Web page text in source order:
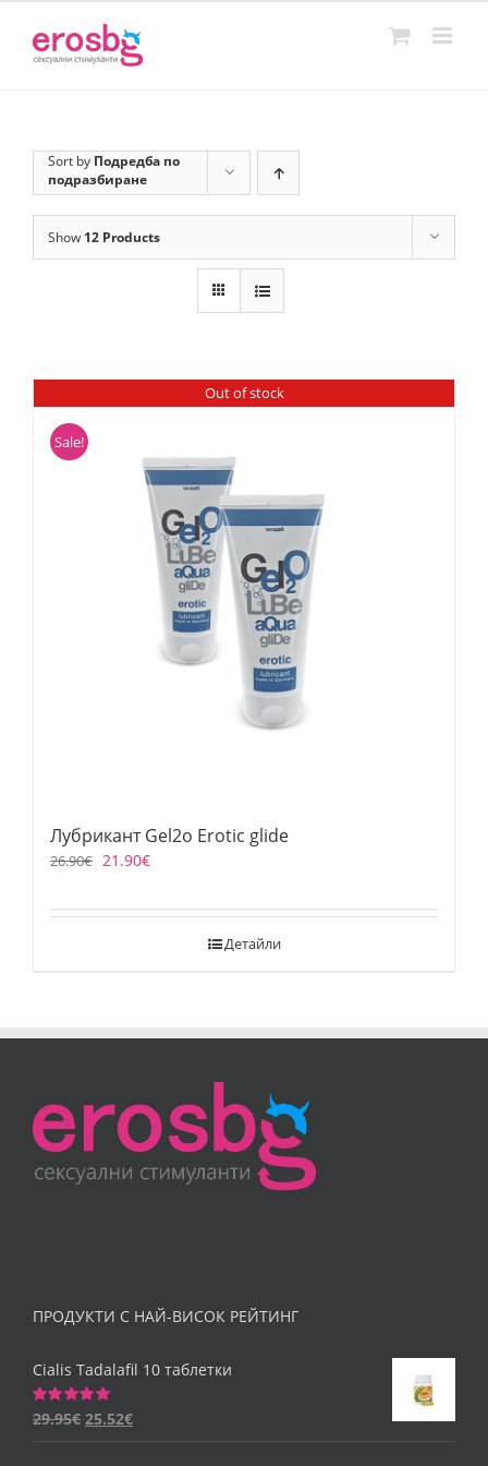
content
Sort by Подредба по
подразбиране
Show 12 Products
Out of stock
Sale!
Лубрикант Gel2o Erotic glide
26.90€ 21.90€
Детайли
ПРОДУКТИ С НАЙ-ВИСОК РЕЙТИНГ
Cialis Tadalafil 10 таблетки
Оценено
29.95€ 25.52€